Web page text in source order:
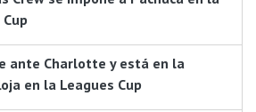
ante Charlotte y está en la
en la Leagues Cup